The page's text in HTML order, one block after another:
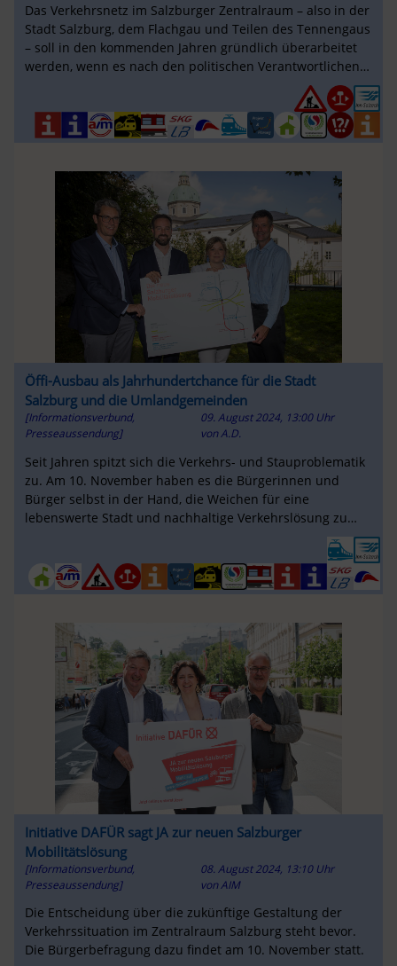
Das Verkehrsnetz im Salzburger Zentralraum – also in der
Stadt Salzburg, dem Flachgau und Teilen des Tennengaus
– soll in den kommenden Jahren gründlich überarbeitet
werden, wenn es nach den politischen Verantwortlichen
Öffi-Ausbau als Jahrhundertchance für die Stadt
Salzburg und die Umlandgemeinden
[Informationsverbund,
Presseaussendung]
09. August 2024, 13:00 Uhr
vonA.D.
Seit Jahren spitzt sich die Verkehrs- und Stauproblematik
zu. Am 10. November haben es die Bürgerinnen und
Bürger selbst in der Hand, die Weichen für eine
lebenswerte Stadt und nachhaltige Verkehrslösung zu
Initiative DAFÜR sagt JA zur neuen Salzburger
Mobilitätslösung
[Informationsverbund,
Presseaussendung]
08. August 2024, 13:10 Uhr
vonAIM
Die Entscheidung über die zukünftige Gestaltung der
Verkehrssituation im Zentralraum Salzburg steht bevor.
Die Bürgerbefragung dazu findet am 10. November statt.